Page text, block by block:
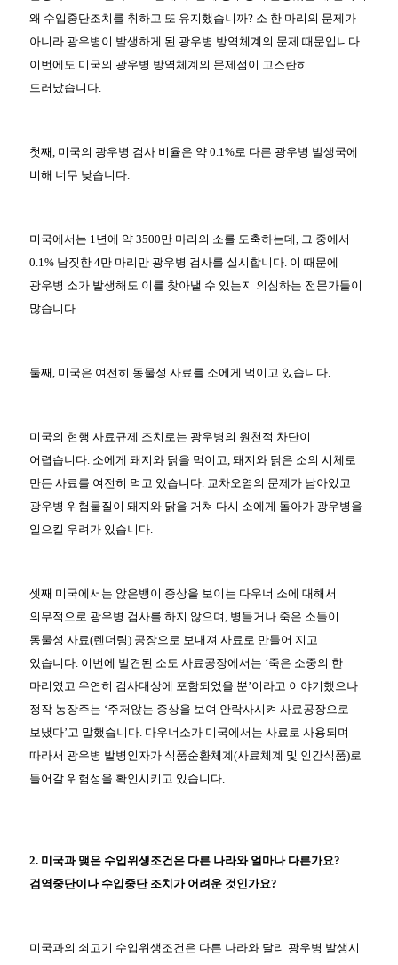
왜 수입중단조치를 취하고 또 유지했습니까? 소 한 마리의 문제가
아니라 광우병이 발생하게 된 광우병 방역체계의 문제 때문입니다.
이번에도 미국의 광우병 방역체계의 문제점이 고스란히
드러났습니다.
첫째, 미국의 광우병 검사 비율은 약 0.1%로 다른 광우병 발생국에
비해 너무 낮습니다.
미국에서는 1년에 약 3500만 마리의 소를 도축하는데, 그 중에서
0.1% 남짓한 4만 마리만 광우병 검사를 실시합니다. 이 때문에
광우병 소가 발생해도 이를 찾아낼 수 있는지 의심하는 전문가들이
많습니다.
둘째, 미국은 여전히 동물성 사료를 소에게 먹이고 있습니다.
미국의 현행 사료규제 조치로는 광우병의 원천적 차단이
어렵습니다. 소에게 돼지와 닭을 먹이고, 돼지와 닭은 소의 시체로
만든 사료를 여전히 먹고 있습니다. 교차오염의 문제가 남아있고
광우병 위험물질이 돼지와 닭을 거쳐 다시 소에게 돌아가 광우병을
일으킬 우려가 있습니다.
셋째 미국에서는 앉은뱅이 증상을 보이는 다우너 소에 대해서
의무적으로 광우병 검사를 하지 않으며, 병들거나 죽은 소들이
동물성 사료(렌더링) 공장으로 보내져 사료로 만들어 지고
있습니다. 이번에 발견된 소도 사료공장에서는 ‘죽은 소중의 한
마리였고 우연히 검사대상에 포함되었을 뿐’이라고 이야기했으나
정작 농장주는 ‘주저앉는 증상을 보여 안락사시켜 사료공장으로
보냈다’고 말했습니다. 다우너소가 미국에서는 사료로 사용되며
따라서 광우병 발병인자가 식품순환체계(사료체계 및 인간식품)로
들어갈 위험성을 확인시키고 있습니다.
2. 미국과 맺은 수입위생조건은 다른 나라와 얼마나 다른가요?
검역중단이나 수입중단 조치가 어려운 것인가요?
미국과의 쇠고기 수입위생조건은 다른 나라와 달리 광우병 발생시